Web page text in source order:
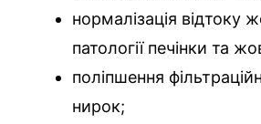
нормалізація відтоку
патології печінки та
поліпшення
нирок;